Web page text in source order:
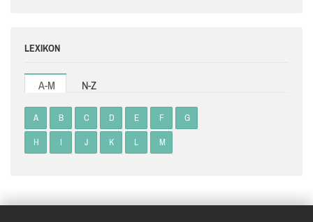
LEXIKON
A-M N-Z
A B C D E F G
H I J K L M